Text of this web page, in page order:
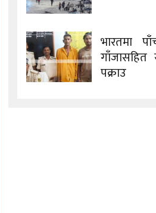
भारतमा
गाँजासहित
पक्राउ